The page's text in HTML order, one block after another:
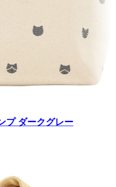
ンプ ダークグレー